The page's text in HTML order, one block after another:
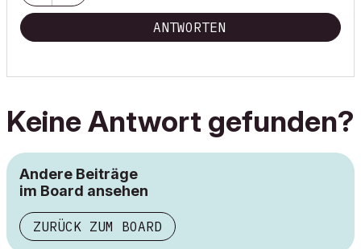
ANTWORTEN
Keine Antwort gefunden?
Andere Beiträge
im Board ansehen
ZURÜCK ZUM BOARD